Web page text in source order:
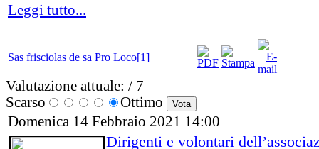
Leggi tutto...
Sas frisciolas de sa Pro Loco[1]
Valutazione attuale: / 7
Scarso
Ottimo
Domenica 14 Febbraio 2021 14:00
Dirigenti e volontari